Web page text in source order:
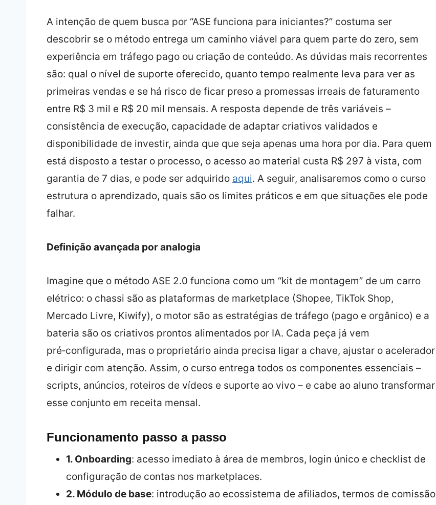
A intenção de quem busca por “ASE funciona para iniciantes?” costuma ser
descobrir se o método entrega um caminho viável para quem parte do zero, sem
experiência em tráfego pago ou criação de conteúdo. As dúvidas mais recorrentes
são: qual o nível de suporte oferecido, quanto tempo realmente leva para ver as
primeiras vendas e se há risco de ficar preso a promessas irreais de faturamento
entre R$ 3 mil e R$ 20 mil mensais. A resposta depende de três variáveis –
consistência de execução, capacidade de adaptar criativos validados e
disponibilidade de investir, ainda que que seja apenas uma hora por dia. Para quem
está disposto a testar o processo, o acesso ao material custa R$ 297 à vista, com
garantia de 7 dias, e pode ser adquirido aqui. A seguir, analisaremos como o curso
estrutura o aprendizado, quais são os limites práticos e em que situações ele pode
falhar.
Definição avançada por analogia
Imagine que o método ASE 2.0 funciona como um “kit de montagem” de um carro
elétrico: o chassi são as plataformas de marketplace (Shopee, TikTok Shop,
Mercado Livre, Kiwify), o motor são as estratégias de tráfego (pago e orgânico) e a
bateria são os criativos prontos alimentados por IA. Cada peça já vem
pré‑configurada, mas o proprietário ainda precisa ligar a chave, ajustar o acelerador
e dirigir com atenção. Assim, o curso entrega todos os componentes essenciais –
scripts, anúncios, roteiros de vídeos e suporte ao vivo – e cabe ao aluno transformar
esse conjunto em receita mensal.
Funcionamento passo a passo
1. Onboarding: acesso imediato à área de membros, login único e checklist de
configuração de contas nos marketplaces.
2. Módulo de base: introdução ao ecossistema de afiliados, termos de comissão